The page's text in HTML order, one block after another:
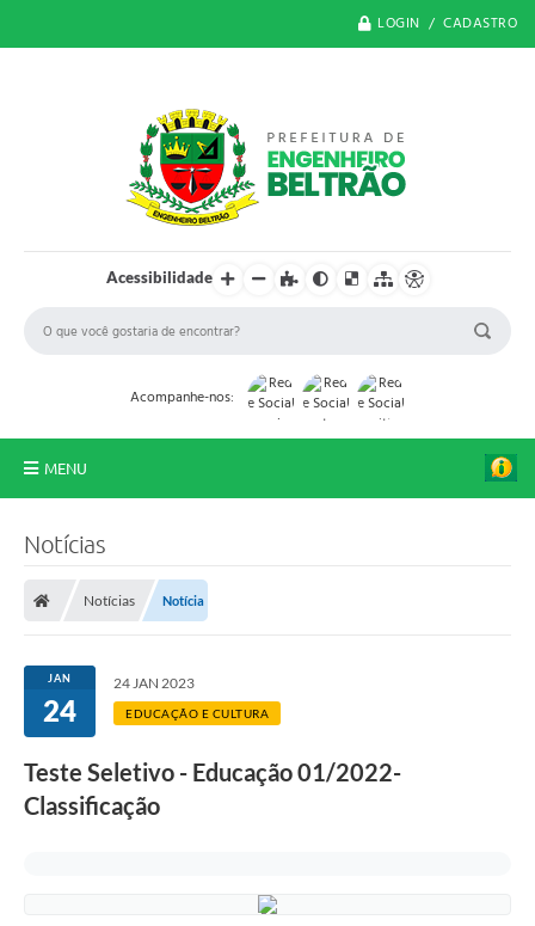
LOGIN / CADASTRO
Acessibilidade
Acompanhe-nos:
MENU
Editais
Covid-19 / Vacinação
SIAFIC
Notícias
Notícias Notícia
JAN
24
24 JAN 2023
EDUCAÇÃO E CULTURA
Teste Seletivo - Educação 01/2022-
Classificação